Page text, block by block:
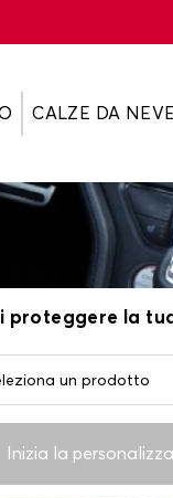
CALZE DA NEVE
proteggere la
Inizia la